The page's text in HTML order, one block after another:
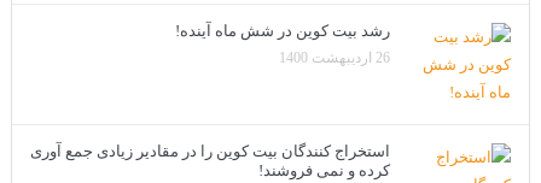
رشد بیت کوین در شش ماه آینده!
26 اردیبهشت 1400
استخراج کنندگان بیت کوین را در مقادیر زیادی جمع آوری
کرده و نمی فروشند!